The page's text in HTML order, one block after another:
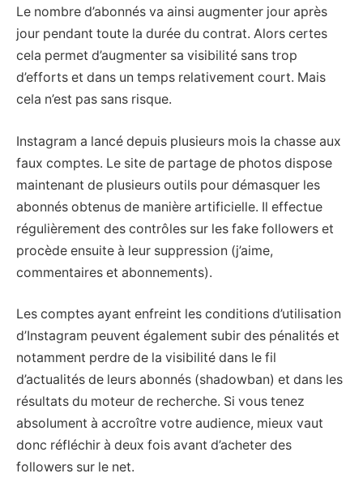
Le nombre d’abonnés va ainsi augmenter jour après
jour pendant toute la durée du contrat. Alors certes
cela permet d’augmenter sa visibilité sans trop
d’efforts et dans un temps relativement court. Mais
cela n’est pas sans risque.
Instagram a lancé depuis plusieurs mois la chasse aux
faux comptes. Le site de partage de photos dispose
maintenant de plusieurs outils pour démasquer les
abonnés obtenus de manière artificielle. Il effectue
régulièrement des contrôles sur les fake followers et
procède ensuite à leur suppression (j’aime,
commentaires et abonnements).
Les comptes ayant enfreint les conditions d’utilisation
d’Instagram peuvent également subir des pénalités et
notamment perdre de la visibilité dans le fil
d’actualités de leurs abonnés (shadowban) et dans les
résultats du moteur de recherche. Si vous tenez
absolument à accroître votre audience, mieux vaut
donc réfléchir à deux fois avant d’acheter des
followers sur le net.